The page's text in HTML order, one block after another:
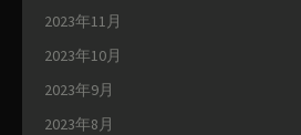
2023年11月
2023年10月
2023年9月
2023年8月